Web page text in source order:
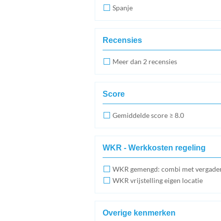
Spanje
Recensies
Meer dan 2 recensies
Score
Gemiddelde score ≥ 8.0
WKR - Werkkosten regeling
WKR gemengd: combi met
WKR vrijstelling eigen locatie
Overige kenmerken